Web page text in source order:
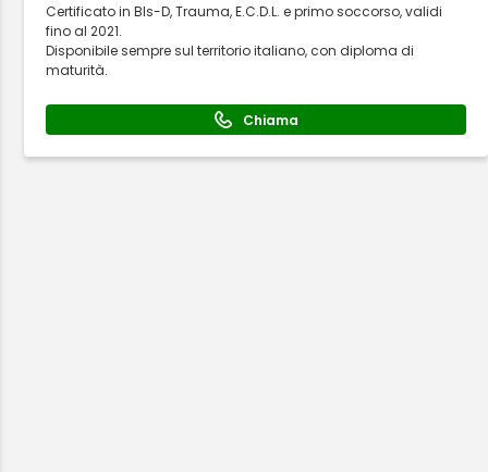
Certificato in Bls-D, Trauma, E.C.D.L. e primo soccorso, validi
fino al 2021.
Disponibile sempre sul territorio italiano, con diploma di
maturità.
Chiama